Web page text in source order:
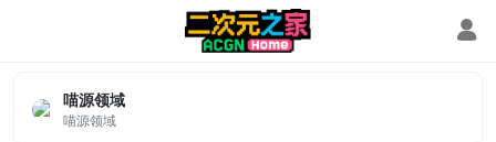
喵源领域
喵源领域